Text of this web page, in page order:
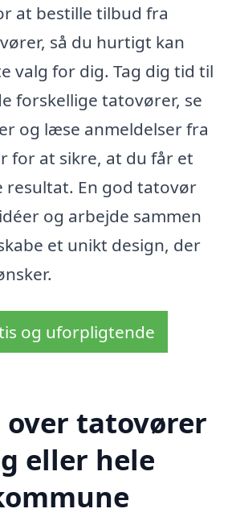
at bestille tilbud fra
så du hurtigt kan
valg for dig. Tag dig tid til
forskellige tatovører, se
og læse anmeldelser fra
for at sikre, at du får et
resultat. En god tatovør
og arbejde sammen
et unikt design, der
og uforpligtende
over tatovører
eller hele